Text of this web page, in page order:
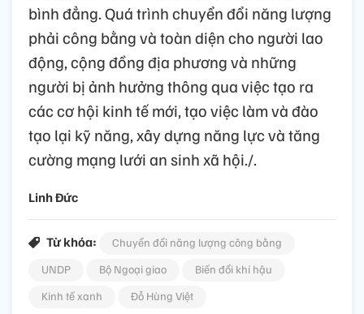
bình đẳng. Quá trình chuyển đổi năng lượng
phải công bằng và toàn diện cho người lao
động, cộng đồng địa phương và những
người bị ảnh hưởng thông qua việc tạo ra
các cơ hội kinh tế mới, tạo việc làm và đào
tạo lại kỹ năng, xây dựng năng lực và tăng
cường mạng lưới an sinh xã hội./.
Linh Đức
Từ khóa:
Chuyển đổi năng lượng công bằng
UNDP
Bộ Ngoại giao
Biến đổi khí hậu
Kinh tế xanh
Đỗ Hùng Việt